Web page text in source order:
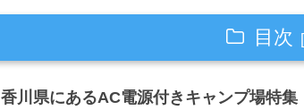
目次
香川県にあるAC電源付きキャンプ場特集